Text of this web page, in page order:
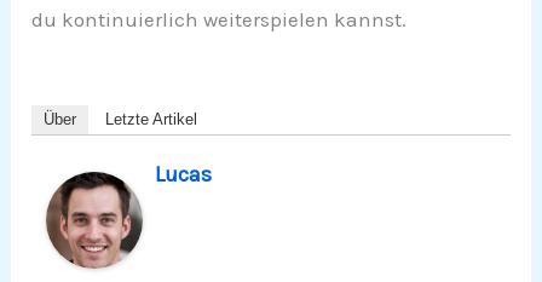
du kontinuierlich weiterspielen kannst.
Über Letzte Artikel
Lucas